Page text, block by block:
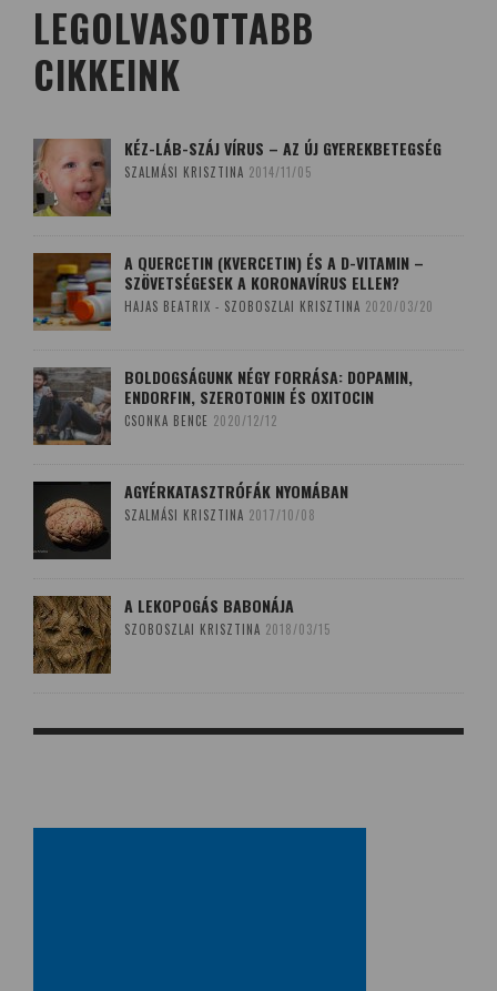
LEGOLVASOTTABB
CIKKEINK
KÉZ-LÁB-SZÁJ VÍRUS – AZ ÚJ GYEREKBETEGSÉG
SZALMÁSI KRISZTINA 2014/11/05
A QUERCETIN (KVERCETIN) ÉS A D-VITAMIN –
SZÖVETSÉGESEK A KORONAVÍRUS ELLEN?
HAJAS BEATRIX - SZOBOSZLAI KRISZTINA 2020/03/20
BOLDOGSÁGUNK NÉGY FORRÁSA: DOPAMIN,
ENDORFIN, SZEROTONIN ÉS OXITOCIN
CSONKA BENCE 2020/12/12
AGYÉRKATASZTRÓFÁK NYOMÁBAN
SZALMÁSI KRISZTINA 2017/10/08
A LEKOPOGÁS BABONÁJA
SZOBOSZLAI KRISZTINA 2018/03/15